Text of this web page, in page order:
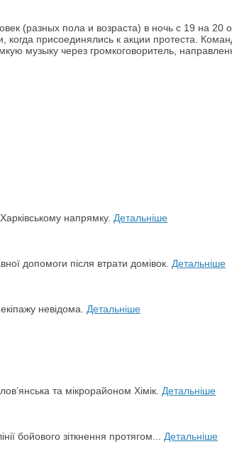
(разных пола и возраста) в ночь с 19 на 20
присоединялись к акции протеста.
музыку через громкоговоритель,
напрямку. Детальніше
допомоги після втрати домівок. Детальніше
невідома. Детальніше
та мікрорайоном Хімік. Детальніше
бойового зіткнення протягом... Детальніше